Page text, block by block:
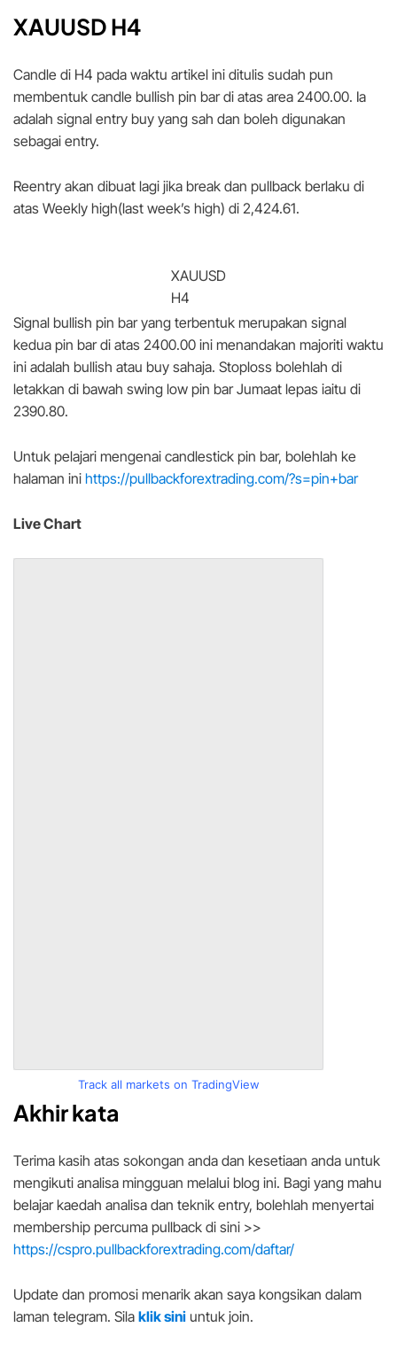
XAUUSD H4
Candle di H4 pada waktu artikel ini ditulis sudah pun
membentuk candle bullish pin bar di atas area 2400.00. Ia
adalah signal entry buy yang sah dan boleh digunakan
sebagai entry.
Reentry akan dibuat lagi jika break dan pullback berlaku di
atas Weekly high(last week’s high) di 2,424.61.
XAUUSD
H4
Signal bullish pin bar yang terbentuk merupakan signal
kedua pin bar di atas 2400.00 ini menandakan majoriti waktu
ini adalah bullish atau buy sahaja. Stoploss bolehlah di
letakkan di bawah swing low pin bar Jumaat lepas iaitu di
2390.80.
Untuk pelajari mengenai candlestick pin bar, bolehlah ke
halaman ini https://pullbackforextrading.com/?s=pin+bar
Live Chart
Track all markets on TradingView
Akhir kata
Terima kasih atas sokongan anda dan kesetiaan anda untuk
mengikuti analisa mingguan melalui blog ini. Bagi yang mahu
belajar kaedah analisa dan teknik entry, bolehlah menyertai
membership percuma pullback di sini >>
https://cspro.pullbackforextrading.com/daftar/
Update dan promosi menarik akan saya kongsikan dalam
laman telegram. Sila klik sini untuk join.